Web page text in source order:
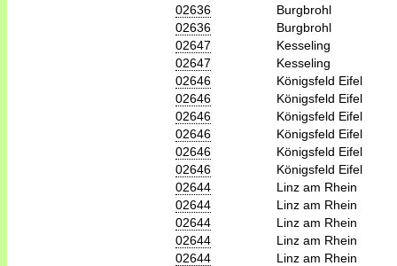
02636
Burgbrohl
02636
Burgbrohl
02647
Kesseling
02647
Kesseling
02646
Königsfeld Eifel
02646
Königsfeld Eifel
02646
Königsfeld Eifel
02646
Königsfeld Eifel
02646
Königsfeld Eifel
02646
Königsfeld Eifel
02644
Linz am Rhein
02644
Linz am Rhein
02644
Linz am Rhein
02644
Linz am Rhein
02644
Linz am Rhein